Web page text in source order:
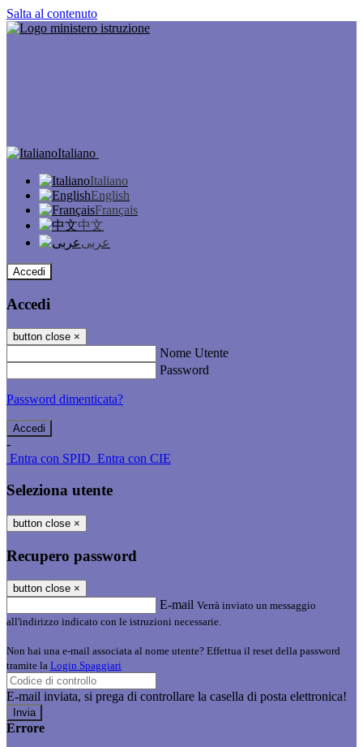
Salta al contenuto
Italiano
Italiano
English
Français
中文
عربى
Accedi
Accedi
button close ×
Nome Utente
Password
Password dimenticata?
-
Entra con SPID Entra con CIE
Seleziona utente
button close ×
Recupero password
button close ×
E-mail Verrà inviato un messaggio
all'indirizzo indicato con le istruzioni necessarie.
Non hai una e-mail associata al nome utente? Effettua il reset della password
tramite la Login Spaggiari
E-mail inviata, si prega di controllare la casella di posta elettronica!
Errore